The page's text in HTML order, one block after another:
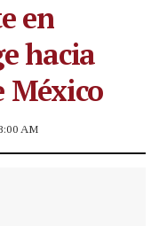
en
hacia
México
AM